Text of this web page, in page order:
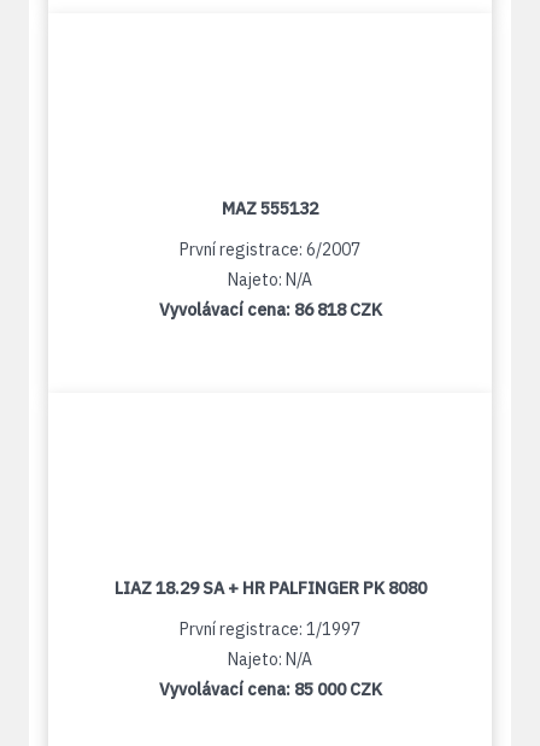
MAZ 555132
První registrace: 6/2007
Najeto: N/A
Vyvolávací cena: 86 818 CZK
LIAZ 18.29 SA + HR PALFINGER PK 8080
První registrace: 1/1997
Najeto: N/A
Vyvolávací cena: 85 000 CZK